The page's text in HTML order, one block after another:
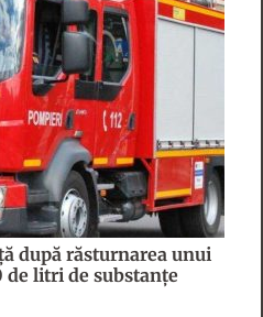
după răsturnarea unui
de litri de substanțe